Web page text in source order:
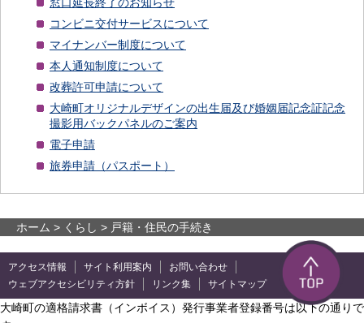
コンビニ交付サービスについて
マイナンバー制度について
本人通知制度について
改葬許可申請について
大崎町オリジナルデザインの出生届及び婚姻届記念証記念
撮影用バックパネルのご案内
電子申請
旅券申請（パスポート）
ホーム > くらし > 戸籍・住民の手続き
アクセス情報 サイト利用案内
お問い合わせ
ウェブアクセシビリティ方針
リンク集 サイトマップ
大崎町の適格請求書（インボイス）発行事業者登録番号は以下の通りで